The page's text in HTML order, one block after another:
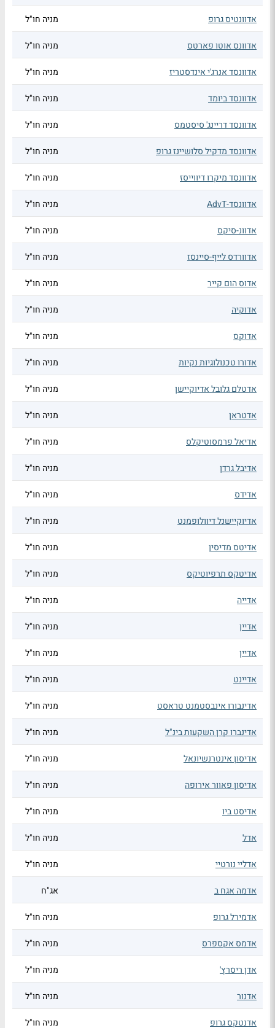
אדוונטיס גרופ מניה חו"ל
אדוונס אוטו פארטס מניה חו"ל
אדוונסד אנרג'י אינדסטריז מניה חו"ל
אדוונסד ביומד מניה חו"ל
אדוונסד דריינג' סיסטמס מניה חו"ל
אדוונסד מדקיל סלושיינז גרופ מניה חו"ל
אדוונסד מיקרו דיווייסז מניה חו"ל
אדוונסד-AdvT מניה חו"ל
אדוונ-סיקס מניה חו"ל
אדוורדס לייף-סיינסז מניה חו"ל
אדוס הום קייר מניה חו"ל
אדוקיה מניה חו"ל
אדוקס מניה חו"ל
אדורו טכנולוגיות נקיות מניה חו"ל
אדטלם גלובל אדיוקיישן מניה חו"ל
אדטראן מניה חו"ל
אדיאל פרמסוטיקלס מניה חו"ל
אדיבל גרדן מניה חו"ל
אדידס מניה חו"ל
אדיוקיישנל דיוולופמנט מניה חו"ל
אדיטס מדיסין מניה חו"ל
אדיטקס תרפיוטיקס מניה חו"ל
אדייה מניה חו"ל
אדיין מניה חו"ל
אדיין מניה חו"ל
אדיינט מניה חו"ל
אדינבורו אינבסטמנט טראסט מניה חו"ל
אדינברו קרן השקעות בינ"ל מניה חו"ל
אדיסון אינטרנשיונאל מניה חו"ל
אדיסון פאוור אירופה מניה חו"ל
אדיסט ביו מניה חו"ל
אדל מניה חו"ל
אדליי נורטיי מניה חו"ל
אדמה אגח ב אג"ח
אדמירל גרופ מניה חו"ל
אדמס אקספרס מניה חו"ל
אדן ריסרץ' מניה חו"ל
אדנור מניה חו"ל
אדנטקס גרופ מניה חו"ל